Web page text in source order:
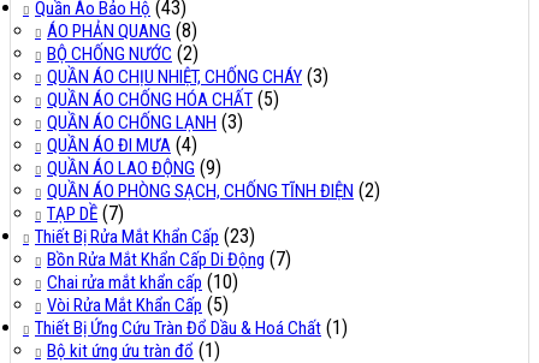
Quần Áo Bảo Hộ (43)
ÁO PHẢN QUANG (8)
BỘ CHỐNG NƯỚC (2)
QUẦN ÁO CHỊU NHIỆT, CHỐNG CHÁY (3)
QUẦN ÁO CHỐNG HÓA CHẤT (5)
QUẦN ÁO CHỐNG LẠNH (3)
QUẦN ÁO ĐI MƯA (4)
QUẦN ÁO LAO ĐỘNG (9)
QUẦN ÁO PHÒNG SẠCH, CHỐNG TĨNH ĐIỆN (2)
TẠP DỀ (7)
Thiết Bị Rửa Mắt Khẩn Cấp (23)
Bồn Rửa Mắt Khẩn Cấp Di Động (7)
Chai rửa mắt khẩn cấp (10)
Vòi Rửa Mắt Khẩn Cấp (5)
Thiết Bị Ứng Cứu Tràn Đổ Dầu & Hoá Chất (1)
Bộ kit ứng ứu tràn đổ (1)